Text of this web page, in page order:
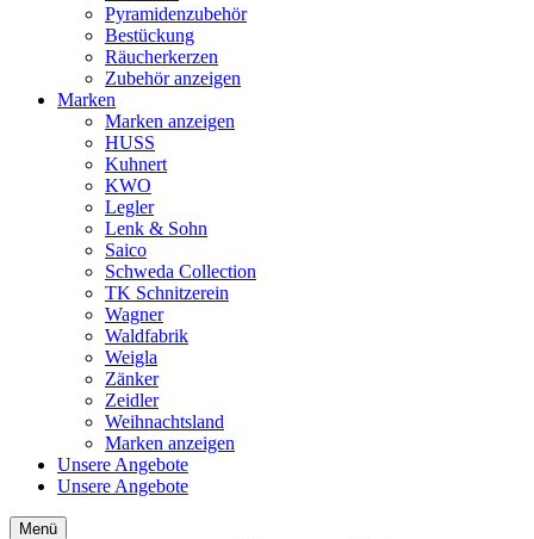
Pyramidenzubehör
Bestückung
Räucherkerzen
Zubehör anzeigen
Marken
Marken anzeigen
HUSS
Kuhnert
KWO
Legler
Lenk & Sohn
Saico
Schweda Collection
TK Schnitzerein
Wagner
Waldfabrik
Weigla
Zänker
Zeidler
Weihnachtsland
Marken anzeigen
Unsere Angebote
Unsere Angebote
Menü